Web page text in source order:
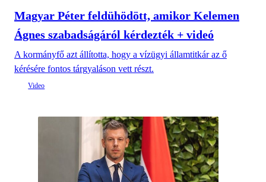
Magyar Péter feldühödött, amikor Kelemen
Ágnes szabadságáról kérdezték + videó
A kormányfő azt állította, hogy a vízügyi államtitkár az ő
kérésére fontos tárgyaláson vett részt.